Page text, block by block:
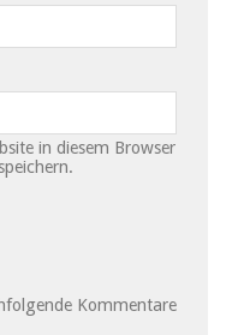
in diesem Browser
Kommentare